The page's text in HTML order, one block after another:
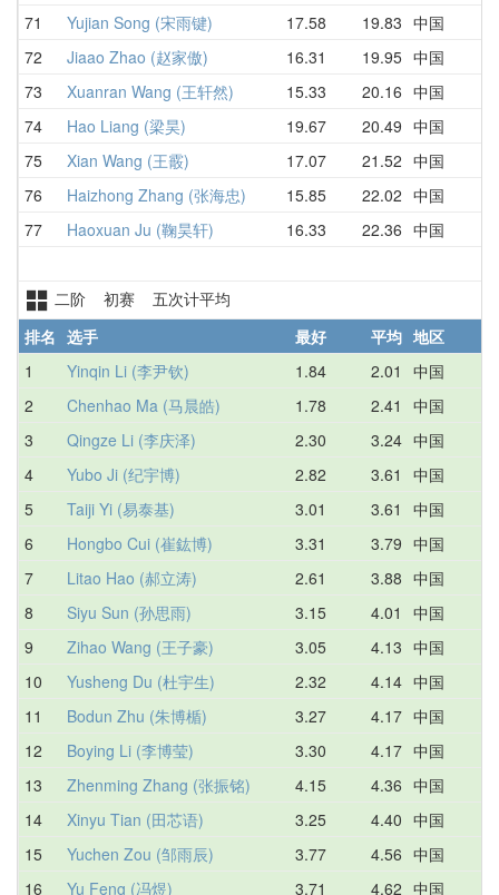
71 Yujian Song (宋雨键) 17.58 19.83 中国
72 Jiaao Zhao (赵家傲) 16.31 19.95 中国
73 Xuanran Wang (王轩然) 15.33 20.16 中国
74 Hao Liang (梁昊) 19.67 20.49 中国
75 Xian Wang (王霰) 17.07 21.52 中国
76 Haizhong Zhang (张海忠) 15.85 22.02 中国
77 Haoxuan Ju (鞠昊轩) 16.33 22.36 中国
二阶 初赛 五次计平均
排名 选手 最好 平均 地区
1
Yinqin Li (李尹钦) 1.84 2.01 中国
2 Chenhao Ma (马晨皓) 1.78 2.41 中国
3 Qingze Li (李庆泽) 2.30 3.24 中国
4 Yubo Ji (纪宇博) 2.82 3.61 中国
5 Taiji Yi (易泰基) 3.01 3.61 中国
6 Hongbo Cui (崔鈜博) 3.31 3.79 中国
7 Litao Hao (郝立涛) 2.61 3.88 中国
8 Siyu Sun (孙思雨) 3.15 4.01 中国
9 Zihao Wang (王子豪) 3.05 4.13 中国
10 Yusheng Du (杜宇生) 2.32 4.14 中国
11 Bodun Zhu (朱博楯) 3.27 4.17 中国
12 Boying Li (李博莹) 3.30 4.17 中国
13 Zhenming Zhang (张振铭) 4.15 4.36 中国
14 Xinyu Tian (田芯语) 3.25 4.40 中国
15 Yuchen Zou (邹雨辰) 3.77 4.56 中国
16 Yu Feng (冯煜) 3.71 4.62 中国